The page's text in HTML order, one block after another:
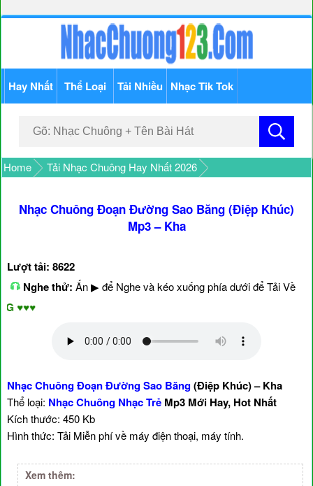
Hay Nhất Thể Loại Tải Nhiều Nhạc Tik Tok
Home Tải Nhạc Chuông Hay Nhất 2026
Nhạc Chuông Đoạn Đường Sao Băng (Điệp Khúc)
Mp3 – Kha
Lượt tải: 8622
Nghe thử: Ấn ▶ để Nghe và kéo xuống phía dưới để Tải Về
Nhạc Chuông Đoạn Đường Sao Băng(Điệp Khúc) – Kha
Thể loại: Nhạc Chuông Nhạc Trẻ Mp3 Mới Hay, Hot Nhất
Kích thước: 450 Kb
Hình thức: Tải Miễn phí về máy điện thoại, máy tính.
Xem thêm: